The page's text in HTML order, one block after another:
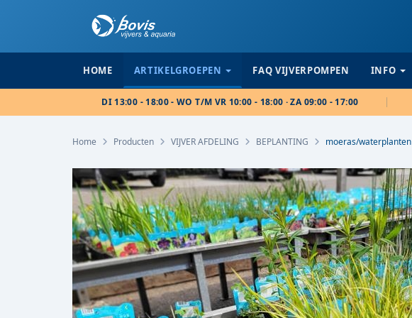
HOME ARTIKELGROEPEN FAQ VIJVERPOMPEN INFO
DI 13:00 - 18:00 - WO T/M VR 10:00 - 18:00 · ZA 09:00 - 17:00
Home Producten VIJVER AFDELING BEPLANTING moeras/waterplanten